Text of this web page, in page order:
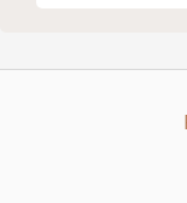
其著作《靜靜的